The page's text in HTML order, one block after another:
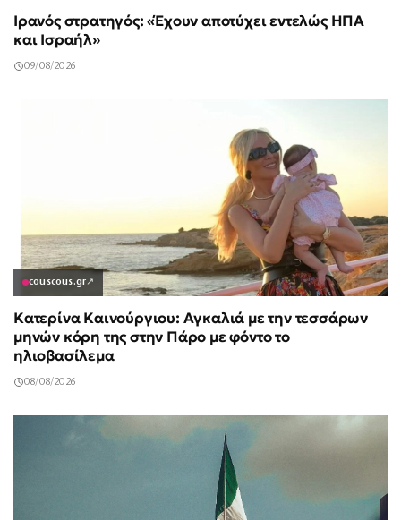
Ιρανός στρατηγός: «Έχουν αποτύχει εντελώς ΗΠΑ
και Ισραήλ»
09/08/2026
couscous.gr↗
Κατερίνα Καινούργιου: Αγκαλιά με την τεσσάρων
μηνών κόρη της στην Πάρο με φόντο το
ηλιοβασίλεμα
08/08/2026